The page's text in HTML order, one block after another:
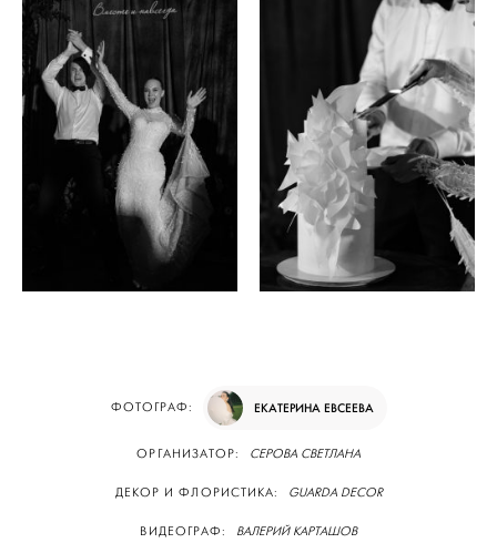
ФОТОГРАФ: ЕКАТЕРИНА ЕВСЕЕВА
ОРГАНИЗАТОР: СЕРОВА СВЕТЛАНА
ДЕКОР И ФЛОРИСТИКА: GUARDA DECOR
ВИДЕОГРАФ: ВАЛЕРИЙ КАРТАШОВ